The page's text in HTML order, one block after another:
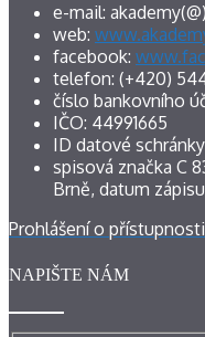
e-mail:
web:
facebook:
telefon: (+420) 544
číslo bankovního
IČO: 44991665
ID datové
spisová značka C
Brně, datum zápisu
Prohlášení o přístupnosti
NAPIŠTE NÁM